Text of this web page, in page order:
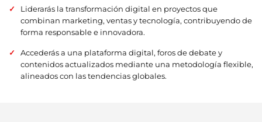
Liderarás la transformación digital en proyectos que
combinan marketing, ventas y tecnología, contribuyendo de
forma responsable e innovadora.
Accederás a una plataforma digital, foros de debate y
contenidos actualizados mediante una metodología flexible,
alineados con las tendencias globales.